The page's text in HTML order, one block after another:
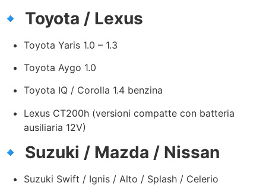
🔹 Toyota / Lexus
Toyota Yaris 1.0 – 1.3
Toyota Aygo 1.0
Toyota IQ / Corolla 1.4 benzina
Lexus CT200h (versioni compatte con batteria
ausiliaria 12V)
🔹 Suzuki / Mazda / Nissan
Suzuki Swift / Ignis / Alto / Splash / Celerio